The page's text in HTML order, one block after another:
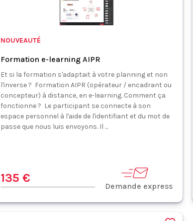
NOUVEAUTÉ
Formation e-learning AIPR
Et si la formation s'adaptait à votre planning et non
l'inverse ? Formation AIPR (opérateur / encadrant ou
concepteur) à distance, en e-learning. Comment ça
fonctionne ? Le participant se connecte à son
espace personnel à l'aide de l'identifiant et du mot de
passe que nous luis envoyons. Il ...
135 €
Demande express